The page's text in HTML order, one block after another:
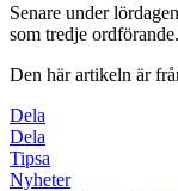
Senare under
som tredje ordförande.
Den här artikeln är
Dela
Dela
Tipsa
Nyheter